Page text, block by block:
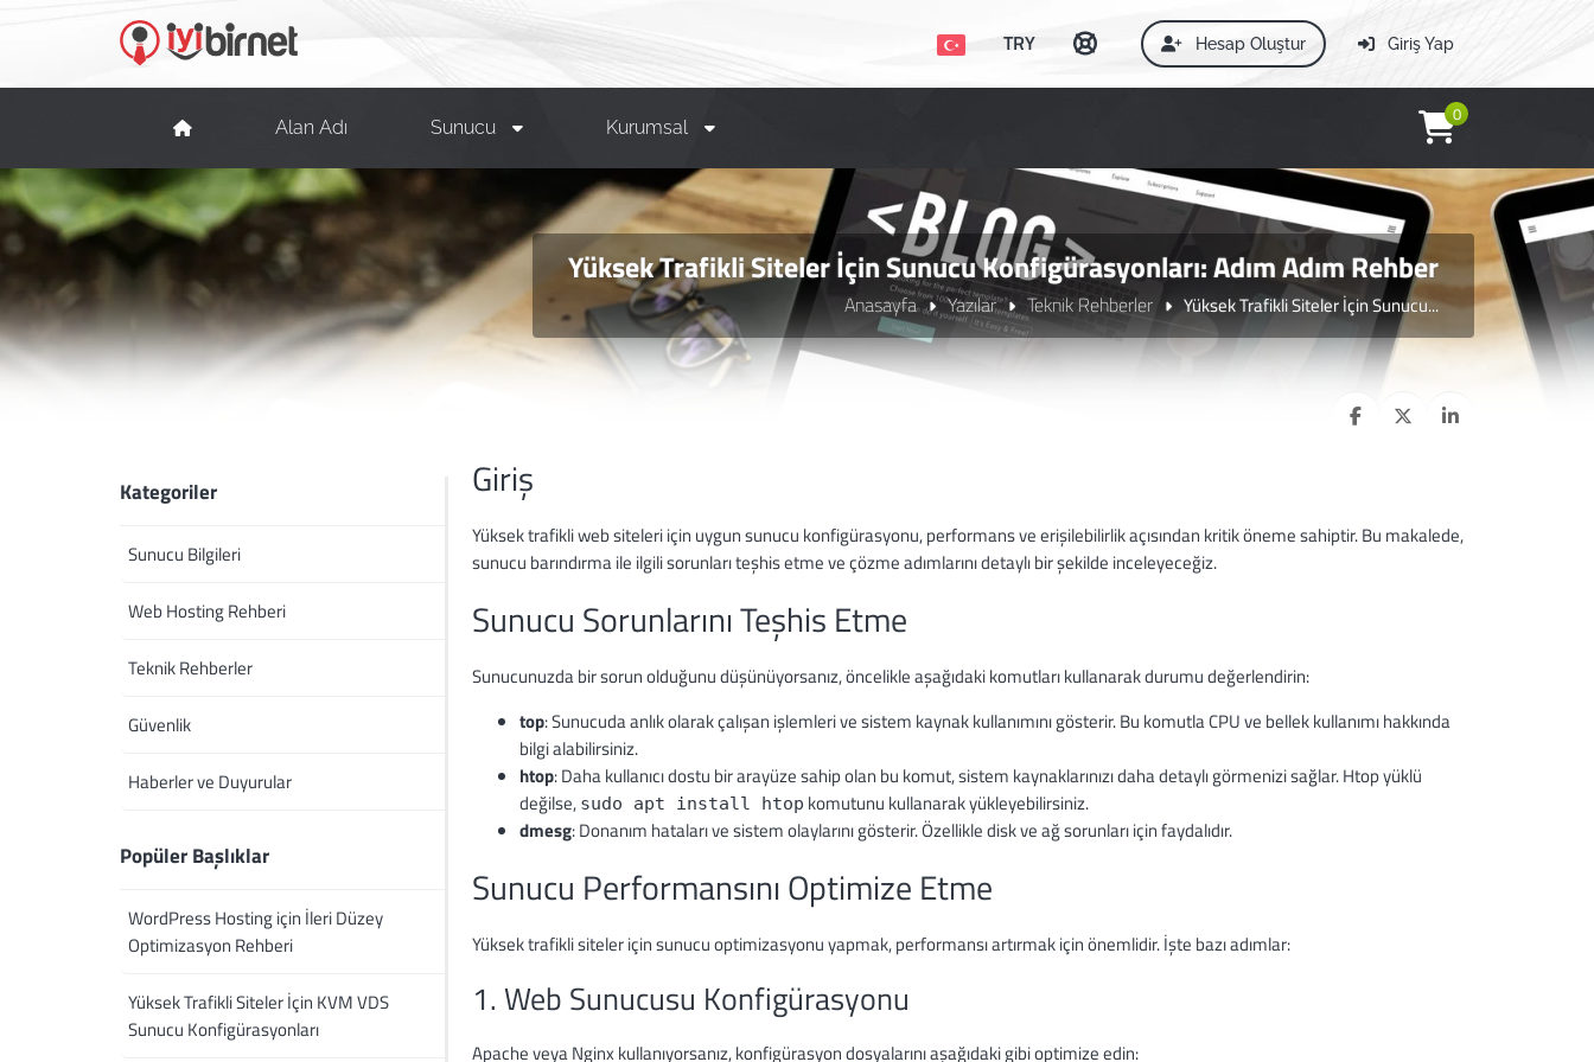
Giriş Yap
Hesap Oluştur
TRY
Alan Adı Sunucu Kurumsal
0
Yüksek Trafikli Siteler İçin Sunucu Konfigürasyonları: Adım Adım Rehber
Anasayfa Yazılar Teknik Rehberler Yüksek Trafikli Siteler İçin Sunucu...
Giriş
Yüksek trafikli web siteleri için uygun sunucu konfigürasyonu, performans ve erişilebilirlik açısından kritik öneme sahiptir. Bu makalede,
sunucu barındırma ile ilgili sorunları teşhis etme ve çözme adımlarını detaylı bir şekilde inceleyeceğiz.
Sunucu Sorunlarını Teşhis Etme
Sunucunuzda bir sorun olduğunu düşünüyorsanız, öncelikle aşağıdaki komutları kullanarak durumu değerlendirin:
top: Sunucuda anlık olarak çalışan işlemleri ve sistem kaynak kullanımını gösterir. Bu komutla CPU ve bellek kullanımı hakkında
bilgi alabilirsiniz.
htop: Daha kullanıcı dostu bir arayüze sahip olan bu komut, sistem kaynaklarınızı daha detaylı görmenizi sağlar. Htop yüklü
değilse, sudo apt install htop komutunu kullanarak yükleyebilirsiniz.
dmesg: Donanım hataları ve sistem olaylarını gösterir. Özellikle disk ve ağ sorunları için faydalıdır.
Sunucu Performansını Optimize Etme
Yüksek trafikli siteler için sunucu optimizasyonu yapmak, performansı artırmak için önemlidir. İşte bazı adımlar:
1. Web Sunucusu Konfigürasyonu
Apache veya Nginx kullanıyorsanız, konfigürasyon dosyalarını aşağıdaki gibi optimize edin:
Kategoriler
Sunucu Bilgileri
Web Hosting Rehberi
Teknik Rehberler
Güvenlik
Haberler ve Duyurular
Popüler Başlıklar
WordPress Hosting için İleri Düzey
Optimizasyon Rehberi
Yüksek Trafikli Siteler İçin KVM VDS
Sunucu Konfigürasyonları